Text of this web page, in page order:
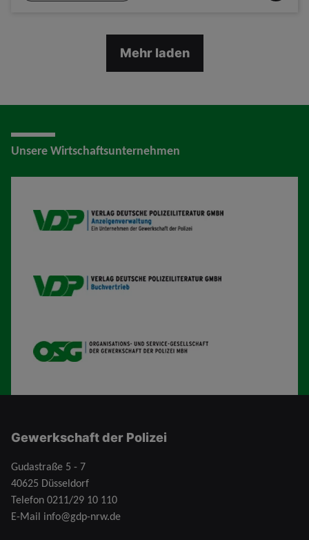
Mehr laden
Unsere Wirtschaftsunternehmen
VDP AV
VDP B
OSG
Gewerkschaft der Polizei
Gudastraße 5 - 7
40625 Düsseldorf
Telefon 0211/29 10 110
E-Mail info@gdp-nrw.de